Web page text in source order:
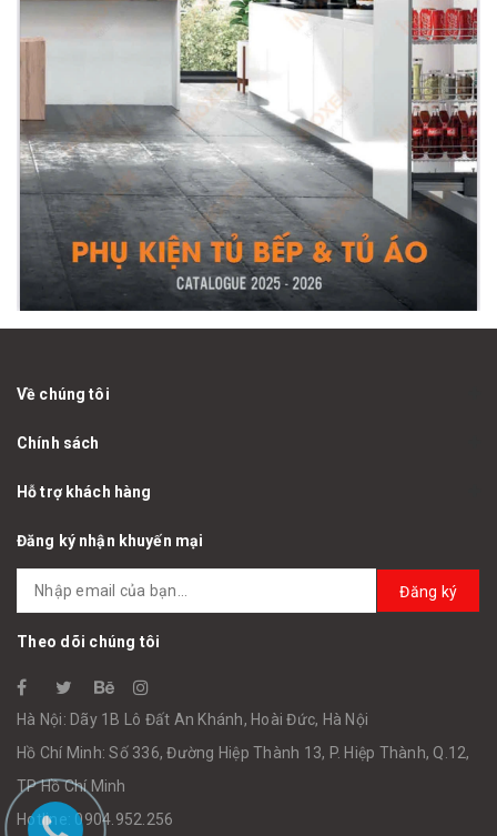
Về chúng tôi
Chính sách
Hỗ trợ khách hàng
Đăng ký nhận khuyến mại
Đăng ký
Theo dõi chúng tôi
Hà Nội: Dãy 1B Lô Đất An Khánh, Hoài Đức, Hà Nội
Hồ Chí Minh: Số 336, Đường Hiệp Thành 13, P. Hiệp Thành, Q.12,
TP Hồ Chí Minh
Hotline: 0904.952.256